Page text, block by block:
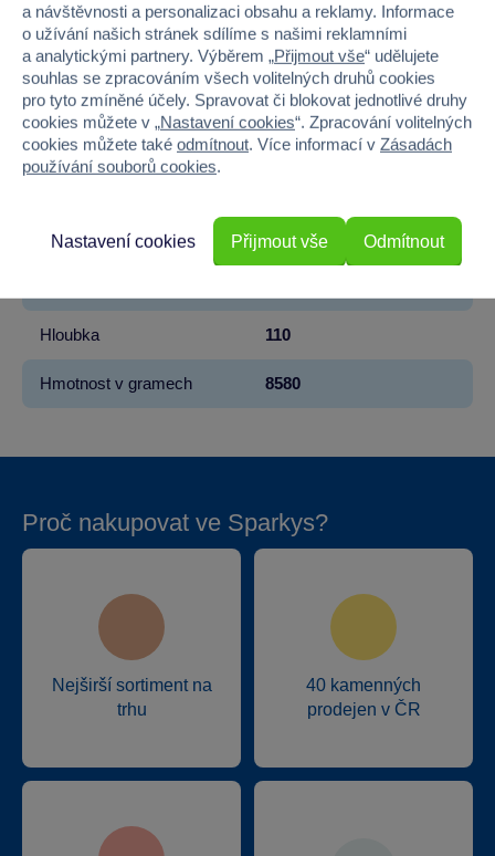
Věk od 3
Pohlaví HOLKA, KLUK
Materiál PLAST
Šířka 220
Hloubka 110
Hmotnost v gramech 8580
Proč nakupovat ve Sparkys?
Nejširší sortiment na
trhu
40 kamenných
prodejen v ČR
a návštěvnosti a personalizaci obsahu a reklamy. Informace
o užívání našich stránek sdílíme s našimi reklamními
a analytickými partnery. Výběrem „Přijmout vše“ udělujete
souhlas se zpracováním všech volitelných druhů cookies
pro tyto zmíněné účely. Spravovat či blokovat jednotlivé druhy
cookies můžete v „Nastavení cookies“. Zpracování volitelných
cookies můžete také odmítnout. Více informací v Zásadách
používání souborů cookies.
Odmítnout
Nastavení cookies Přijmout vše